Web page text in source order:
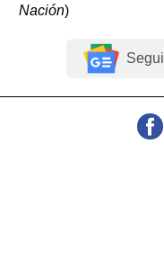
Nación)